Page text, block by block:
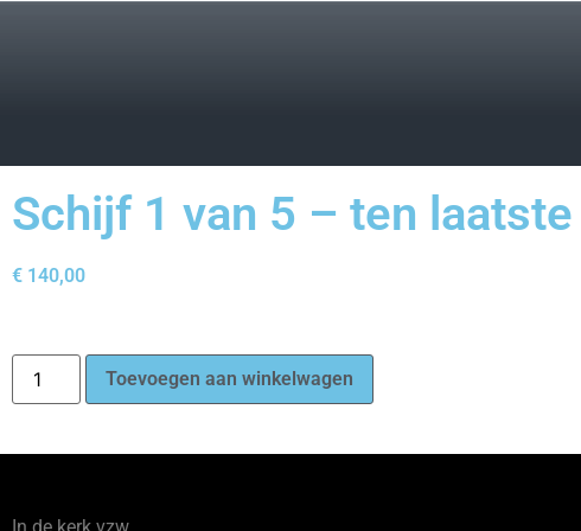
Schijf 1 van 5 – ten
€ 140,00
Toevoegen aan winkelwagen